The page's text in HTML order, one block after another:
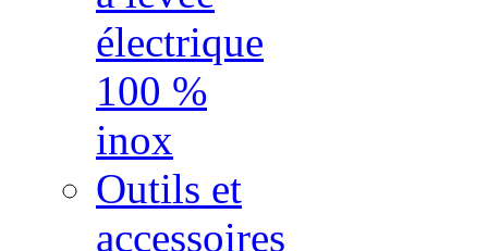
électrique
100 %
inox
Outils et
accessoires